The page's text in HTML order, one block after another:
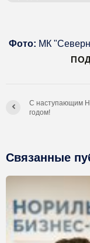
Фото: МК
С наступающим
годом!
Связанные